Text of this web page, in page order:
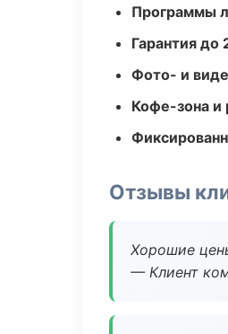
Программы
Гарантия до
Фото- и
Кофе-зона и
Отзывы
Хорошие
— Клиент